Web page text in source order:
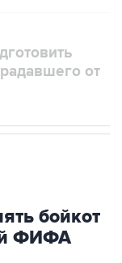
от
бойкот
ФИФА